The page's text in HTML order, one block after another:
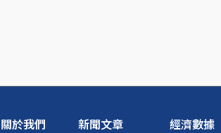
關於我們 新聞文章 經濟數據